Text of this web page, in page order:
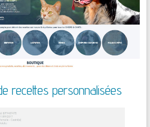
recettes personnalisées